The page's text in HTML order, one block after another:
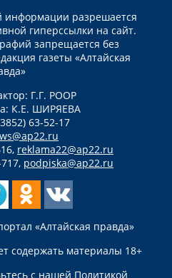
информации разрешается
гиперссылки на сайт.
запрещается без
газеты «Алтайская
Г.Г. РООР
К.Е. ШИРЯЕВА
63-52-17
reklama22@ap22.ru
podpiska@ap22.ru
«Алтайская правда»
содержать материалы 18+
с нашей Политикой